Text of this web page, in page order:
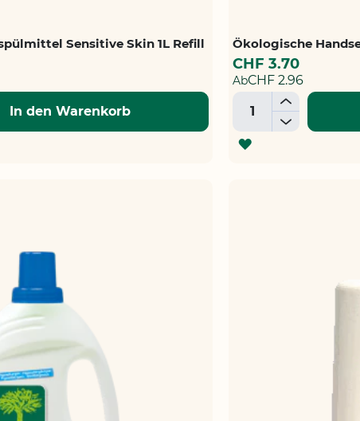
Sensitive Skin 1L Refill
In den Warenkorb
Ökologische
CHF 3.70
AbCHF 2.96
+
-
ZUR